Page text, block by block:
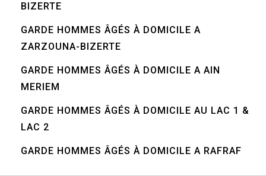
BIZERTE
GARDE HOMMES ÂGÉS À DOMICILE A
ZARZOUNA-BIZERTE
GARDE HOMMES ÂGÉS À DOMICILE A AIN
MERIEM
GARDE HOMMES ÂGÉS À DOMICILE AU LAC 1 &
LAC 2
GARDE HOMMES ÂGÉS À DOMICILE A RAFRAF